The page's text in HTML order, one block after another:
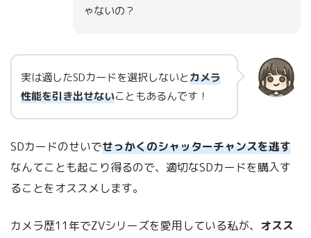
ゃないの？
実は適したSDカードを選択しないとカメラ
性能を引き出せないこともあるんです！
SDカードのせいでせっかくのシャッターチャンスを逃す
なんてことも起こり得るので、適切なSDカードを購入す
ることをオススメします。
カメラ歴11年でZVシリーズを愛用している私が、 オスス